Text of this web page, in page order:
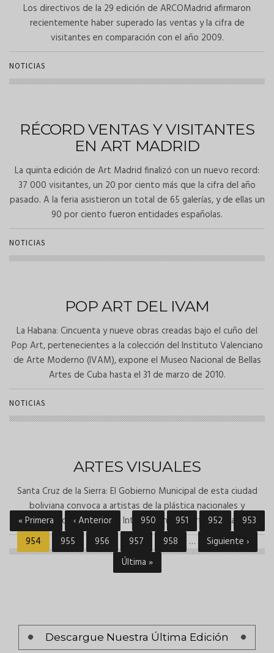
Los directivos de la 29 edición de ARCOMadrid afirmaron
recientemente haber superado las ventas y la cifra de
visitantes en comparación con el año 2009.
NOTICIAS
RÉCORD VENTAS Y VISITANTES
EN ART MADRID
La quinta edición de Art Madrid finalizó con un nuevo record:
37 000 visitantes, un 20 por ciento más que la cifra del año
pasado. A la feria asistieron un total de 65 galerías, y de ellas un
90 por ciento fueron entidades españolas.
NOTICIAS
POP ART DEL IVAM
La Habana: Cincuenta y nueve obras creadas bajo el cuño del
Pop Art, pertenecientes a la colección del Instituto Valenciano
de Arte Moderno (IVAM), expone el Museo Nacional de Bellas
Artes de Cuba hasta el 31 de marzo de 2010.
NOTICIAS
ARTES VISUALES
Santa Cruz de la Sierra: El Gobierno Municipal de esta ciudad
boliviana convoca a artistas de la plástica nacionales y
extranjeros al Concurso Internacional de Artes Visuales.
Paginación
Primera
página
« Primera
Página
anterior
‹ Anterior … Página
950 Página
951 Página
952 Página
953
Página
actual
954 Página
955 Página
956 Página
957 Página
958 …
Siguiente
página
Siguiente ›
Última
página
Última »
Descargue Nuestra Última Edición
Paginación